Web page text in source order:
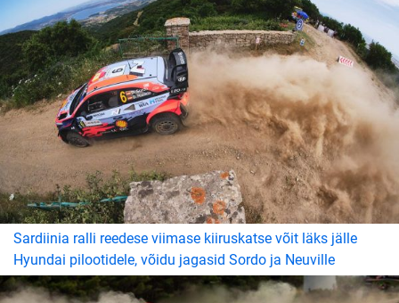
Sardiinia ralli reedese viimase kiiruskatse võit läks jälle
Hyundai pilootidele, võidu jagasid Sordo ja Neuville